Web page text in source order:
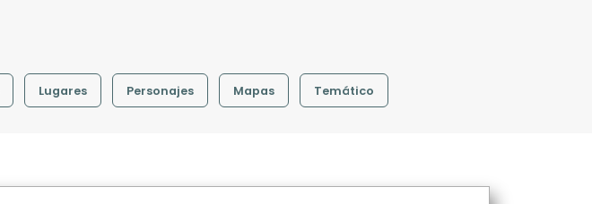
Lugares Personajes Mapas Temático